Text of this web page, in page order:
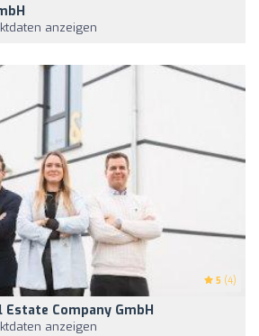
anzeigen
5 (4)
Estate Company GmbH
anzeigen